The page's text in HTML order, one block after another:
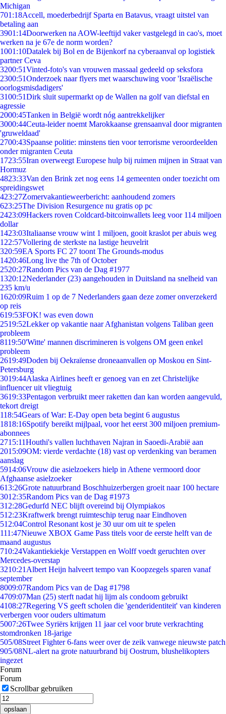
Michigan
701:18Accell, moederbedrijf Sparta en Batavus, vraagt uitstel van
betaling aan
3901:14Doorwerken na AOW-leeftijd vaker vastgelegd in cao's, moet
werken na je 67e de norm worden?
1001:10Datalek bij Bol en de Bijenkorf na cyberaanval op logistiek
partner Ceva
3200:51Vinted-foto's van vrouwen massaal gedeeld op seksfora
2300:51Onderzoek naar flyers met waarschuwing voor 'Israëlische
oorlogsmisdadigers'
3100:51Dirk sluit supermarkt op de Wallen na golf van diefstal en
agressie
2000:45Tanken in België wordt nóg aantrekkelijker
3000:44Ceuta-leider noemt Marokkaanse grensaanval door migranten
'gruweldaad'
2700:43Spaanse politie: minstens tien voor terrorisme veroordeelden
onder migranten Ceuta
1723:55Iran overweegt Europese hulp bij ruimen mijnen in Straat van
Hormuz
4823:33Van den Brink zet nog eens 14 gemeenten onder toezicht om
spreidingswet
423:27Zomervakantieweerbericht: aanhoudend zomers
623:25The Division Resurgence nu gratis op pc
2423:09Hackers roven Coldcard-bitcoinwallets leeg voor 114 miljoen
dollar
1423:03Italiaanse vrouw wint 1 miljoen, gooit kraslot per abuis weg
1 22:57Vollering de sterkste na lastige heuvelrit
320:59EA Sports FC 27 toont The Grounds-modus
1420:46Long live the 7th of October
2520:27Random Pics van de Dag #1977
1320:12Nederlander (23) aangehouden in Duitsland na snelheid van
235 km/u
1620:09Ruim 1 op de 7 Nederlanders gaan deze zomer onverzekerd
op reis
619:53FOK! was even down
2519:52Lekker op vakantie naar Afghanistan volgens Taliban geen
probleem
8119:50'Witte' mannen discrimineren is volgens OM geen enkel
probleem
2619:49Doden bij Oekraïense droneaanvallen op Moskou en Sint-
Petersburg
3019:44Alaska Airlines heeft er genoeg van en zet Christelijke
influencer uit vliegtuig
3619:33Pentagon verbruikt meer raketten dan kan worden aangevuld,
tekort dreigt
118:54Gears of War: E-Day open beta begint 6 augustus
1818:16Spotify bereikt mijlpaal, voor het eerst 300 miljoen premium-
abonnees
2715:11Houthi's vallen luchthaven Najran in Saoedi-Arabië aan
2015:09OM: vierde verdachte (18) vast op verdenking van beramen
aanslag
5914:06Vrouw die asielzoekers hielp in Athene vermoord door
Afghaanse asielzoeker
613:26Grote natuurbrand Boschhuizerbergen groeit naar 100 hectare
3012:35Random Pics van de Dag #1973
312:28Gedurfd NEC blijft overeind bij Olympiakos
512:23Kraftwerk brengt ruimteschip terug naar Eindhoven
512:04Control Resonant kost je 30 uur om uit te spelen
111:47Nieuwe XBOX Game Pass titels voor de eerste helft van de
maand augustus
710:24Vakantiekiekje Verstappen en Wolff voedt geruchten over
Mercedes-overstap
3210:21 Albert Heijn halveert tempo van Koopzegels sparen vanaf
september
8009:07Random Pics van de Dag #1798
4709:07Man (25) sterft nadat hij lijm als condoom gebruikt
4108:27Regering VS geeft scholen die 'genderidentiteit' van kinderen
verbergen voor ouders ultimatum
5007:26Twee Syriërs krijgen 11 jaar cel voor brute verkrachting
stomdronken 18-jarige
505/08Street Fighter 6-fans weer over de zeik vanwege nieuwste patch
905/08NL-alert na grote natuurbrand bij Oostrum, blushelikopters
ingezet
Forum
Forum
Scrollbar gebruiken
opslaan